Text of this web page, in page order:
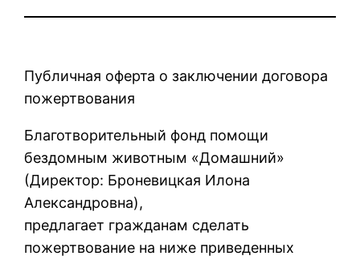
Публичная оферта о заключении договора
пожертвования
Благотворительный фонд помощи
бездомным животным «Домашний»
(Директор: Броневицкая Илона
Александровна),
предлагает гражданам сделать
пожертвование на ниже приведенных